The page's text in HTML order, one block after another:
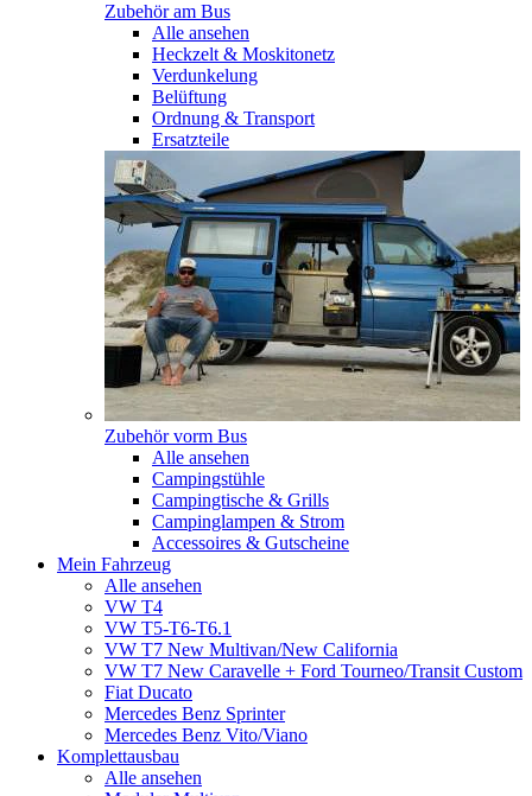
Zubehör am Bus
Alle ansehen
Heckzelt & Moskitonetz
Verdunkelung
Belüftung
Ordnung & Transport
Ersatzteile
Zubehör vorm Bus
Alle ansehen
Campingstühle
Campingtische & Grills
Campinglampen & Strom
Accessoires & Gutscheine
Mein Fahrzeug
Alle ansehen
VW T4
VW T5-T6-T6.1
VW T7 New Multivan/New California
VW T7 New Caravelle + Ford Tourneo/Transit Custom
Fiat Ducato
Mercedes Benz Sprinter
Mercedes Benz Vito/Viano
Komplettausbau
Alle ansehen